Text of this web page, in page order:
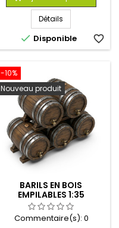
base
Détails
 Disponible favorite_border
-10%
Nouveau produit
BARILS EN BOIS
EMPILABLES 1:35
Commentaire(s): 0